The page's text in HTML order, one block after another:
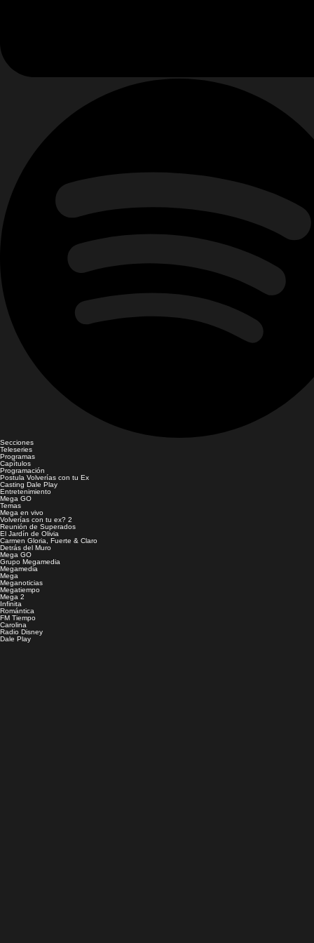
Secciones
Teleseries
Programas
Capítulos
Programación
Postula Volverías con tu Ex
Casting Dale Play
Entretenimiento
Mega GO
Temas
Mega en vivo
Volverías con tu ex? 2
Reunión de Superados
El Jardín de Olivia
Carmen Gloria, Fuerte & Claro
Detrás del Muro
Mega GO
Grupo Megamedia
Megamedia
Mega
Meganoticias
Megatiempo
Mega 2
Infinita
Romántica
FM Tiempo
Carolina
Radio Disney
Dale Play